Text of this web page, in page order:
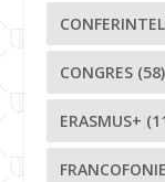
CONGRES (58)
ERASMUS+
FRANCOFONIE